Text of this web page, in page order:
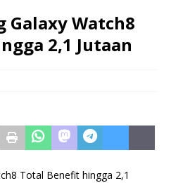
Galaxy Watch8
2,1 Jutaan
Total Benefit hingga 2,1